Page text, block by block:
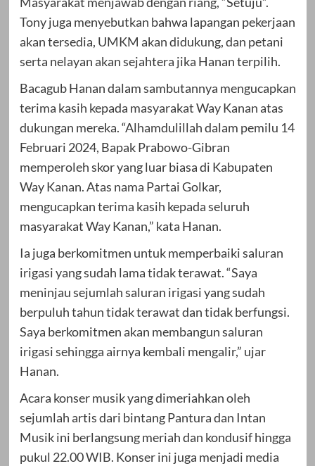
Tony juga menyebutkan bahwa lapangan pekerjaan
akan tersedia, UMKM akan didukung, dan petani
serta nelayan akan sejahtera jika Hanan terpilih.
Bacagub Hanan dalam sambutannya mengucapkan
terima kasih kepada masyarakat Way Kanan atas
dukungan mereka. “Alhamdulillah dalam pemilu 14
Februari 2024, Bapak Prabowo-Gibran
memperoleh skor yang luar biasa di Kabupaten
Way Kanan. Atas nama Partai Golkar,
mengucapkan terima kasih kepada seluruh
masyarakat Way Kanan,” kata Hanan.
Ia juga berkomitmen untuk memperbaiki saluran
irigasi yang sudah lama tidak terawat. “Saya
meninjau sejumlah saluran irigasi yang sudah
berpuluh tahun tidak terawat dan tidak berfungsi.
Saya berkomitmen akan membangun saluran
irigasi sehingga airnya kembali mengalir,” ujar
Hanan.
Acara konser musik yang dimeriahkan oleh
sejumlah artis dari bintang Pantura dan Intan
Musik ini berlangsung meriah dan kondusif hingga
pukul 22.00 WIB. Konser ini juga menjadi media